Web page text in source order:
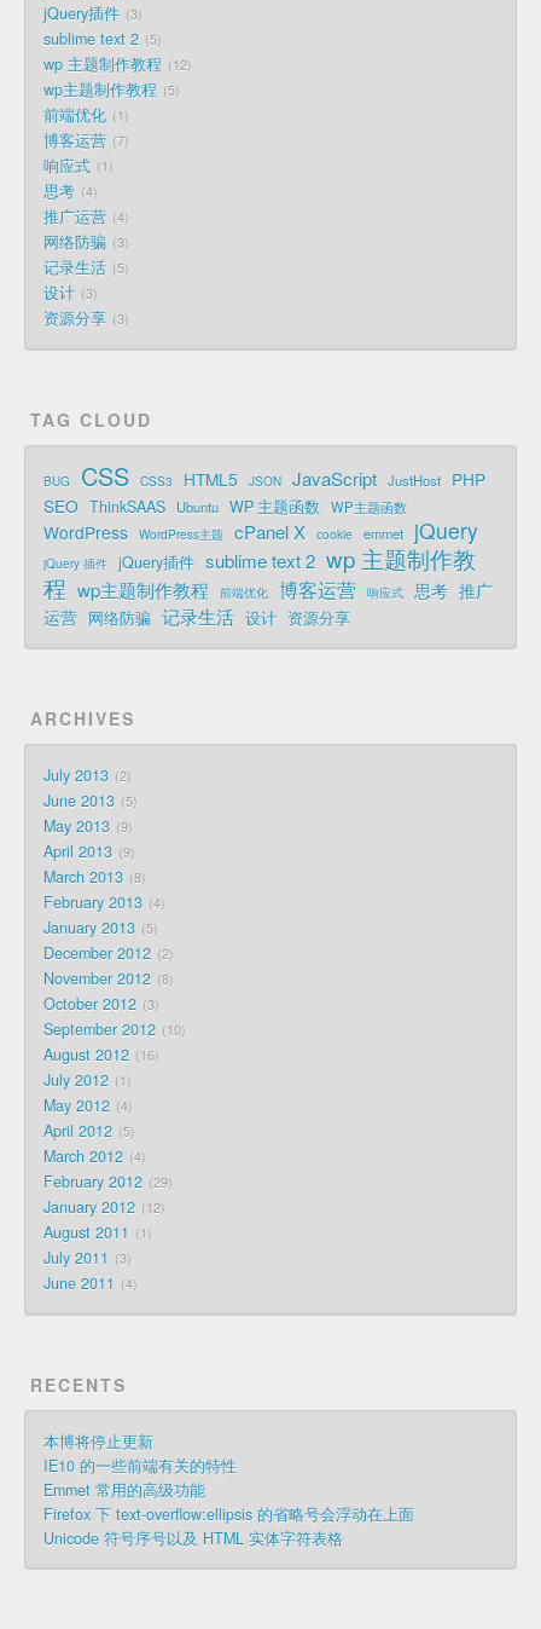
jQuery插件 3
sublime text 2 5
wp 主题制作教程 12
wp主题制作教程 5
前端优化 1
博客运营 7
响应式 1
思考 4
推广运营 4
网络防骗 3
记录生活 5
设计 3
资源分享 3
TAG CLOUD
BUG CSS CSS3 HTML5 JSON JavaScript JustHost
PHP
SEO ThinkSAAS Ubuntu WP 主题函数 WP主题函数
WordPress WordPress主题 cPanel X cookie emmet jQuery
jQuery 插件 jQuery插件 sublime text 2 wp 主题制作教
程 wp主题制作教程 前端优化 博客运营 响应式 思考 推广
运营 网络防骗 记录生活 设计 资源分享
ARCHIVES
July 2013 2
June 2013 5
May 2013 9
April 2013 9
March 2013 8
February 2013 4
January 2013 5
December 2012 2
November 2012 8
October 2012 3
September 2012 10
August 2012 16
July 2012 1
May 2012 4
April 2012 5
March 2012 4
February 2012 29
January 2012 12
August 2011 1
July 2011 3
June 2011 4
RECENTS
本博将停止更新
IE10 的一些前端有关的特性
Emmet 常用的高级功能
Firefox 下 text-overflow:ellipsis 的省略号会浮动在上面
Unicode 符号序号以及 HTML 实体字符表格